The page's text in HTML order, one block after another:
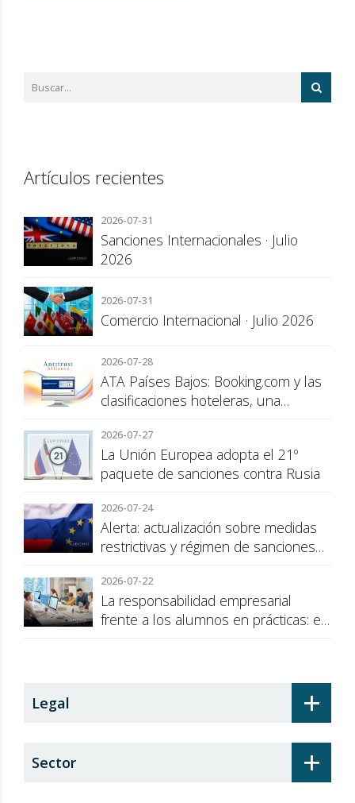
Artículos recientes
2026-07-31
Sanciones Internacionales · Julio
2026
2026-07-31
Comercio Internacional · Julio 2026
2026-07-28
ATA Países Bajos: Booking.com y las
clasificaciones hoteleras, una
consumidor
2026-07-27
La Unión Europea adopta el 21º
paquete de sanciones contra Rusia
2026-07-24
Alerta: actualización sobre medidas
restrictivas y régimen de sanciones
2026-07-22
La responsabilidad empresarial
frente a los alumnos en prácticas: el
+
Legal
+
Sector